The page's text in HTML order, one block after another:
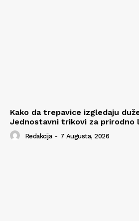
Kako da trepavice izgledaju
Jednostavni trikovi za prirodno
Redakcija - 7 Augusta, 2026